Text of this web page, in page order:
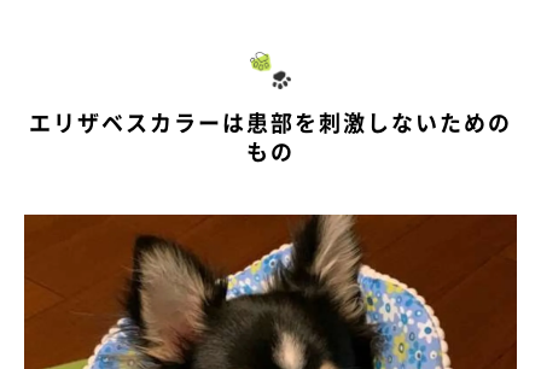
エリザベスカラーは患部を刺激しないための
もの